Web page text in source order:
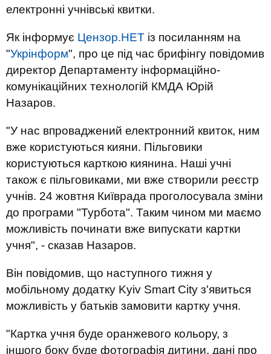
електронні учнівські квитки.
Як інформує Цензор.НЕТ із посиланням на
"Укрінформ", про це під час брифінгу повідомив
директор Департаменту інформаційно-
комунікаційних технологій КМДА Юрій
Назаров.
"У нас впроваджений електронний квиток, ним
вже користуються кияни. Пільговики
користуються карткою киянина. Наші учні
також є пільговиками, ми вже створили реєстр
учнів. 24 жовтня Київрада проголосувала зміни
до програми "Турбота". Таким чином ми маємо
можливість починати вже випускати картки
учня", - сказав Назаров.
Він повідомив, що наступного тижня у
мобільному додатку Kyiv Smart City з'явиться
можливість у батьків замовити картку учня.
"Картка учня буде оранжевого кольору, з
іншого боку буде фотографія дитини, дані про